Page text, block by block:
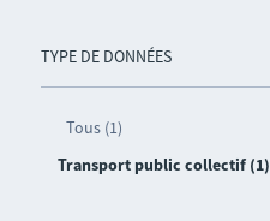
TYPE DE DONNÉES
Tous (1)
Transport public collectif (1)